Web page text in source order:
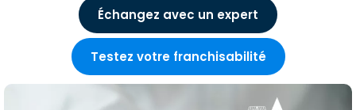
Échangez avec un expert
Testez votre franchisabilité